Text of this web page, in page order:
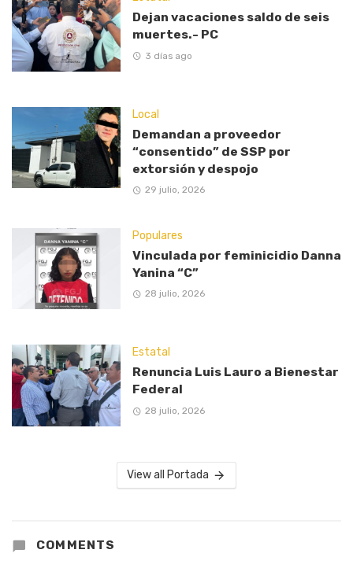
Dejan vacaciones saldo de seis
muertes.- PC
3 días ago
Local
Demandan a proveedor
“consentido” de SSP por
extorsión y despojo
29 julio, 2026
Populares
Vinculada por feminicidio Danna
Yanina “C”
28 julio, 2026
Estatal
Renuncia Luis Lauro a Bienestar
Federal
28 julio, 2026
View all Portada
COMMENTS